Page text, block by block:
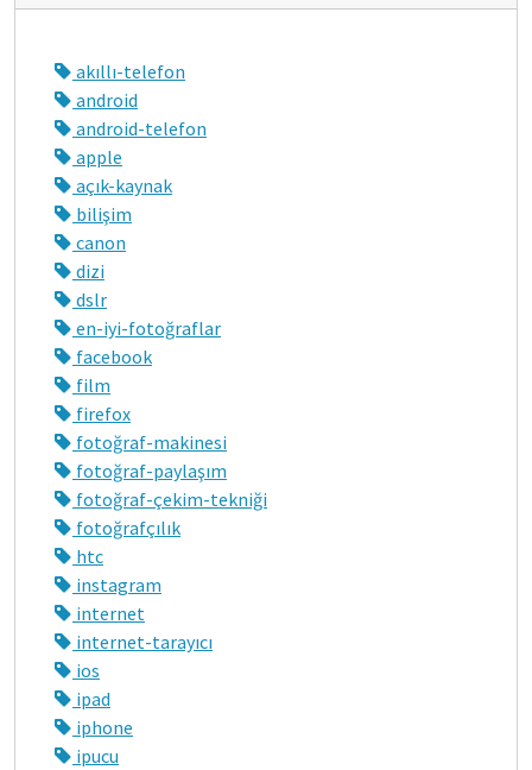
akıllı-telefon
android
android-telefon
apple
açık-kaynak
bilişim
canon
dizi
dslr
en-iyi-fotoğraflar
facebook
film
firefox
fotoğraf-makinesi
fotoğraf-paylaşım
fotoğraf-çekim-tekniği
fotoğrafçılık
htc
instagram
internet
internet-tarayıcı
ios
ipad
iphone
ipucu